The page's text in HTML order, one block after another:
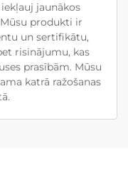
jaunākos
produkti ir
un sertifikātu,
risinājumu, kas
prasībām. Mūsu
katrā ražošanas